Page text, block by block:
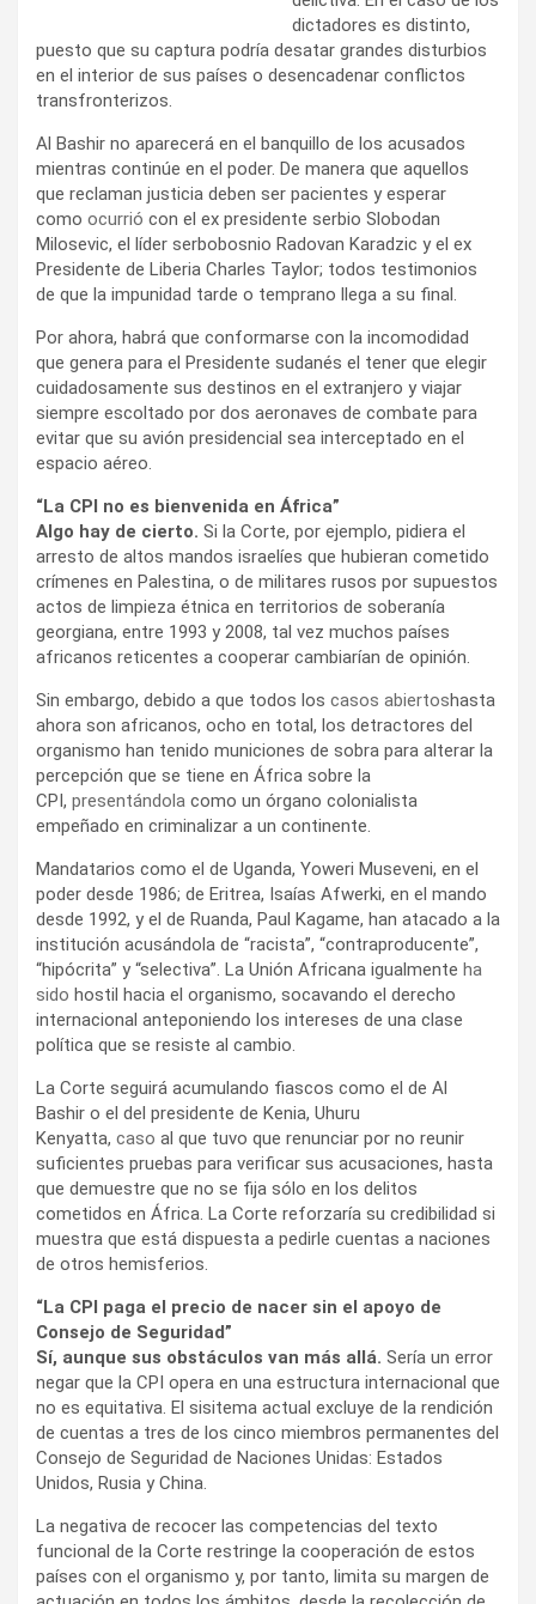
dictadores es distinto,
puesto que su captura podría desatar grandes disturbios
en el interior de sus países o desencadenar conflictos
transfronterizos.
Al Bashir no aparecerá en el banquillo de los acusados
mientras continúe en el poder. De manera que aquellos
que reclaman justicia deben ser pacientes y esperar
como ocurrió con el ex presidente serbio Slobodan
Milosevic, el líder serbobosnio Radovan Karadzic y el ex
Presidente de Liberia Charles Taylor; todos testimonios
de que la impunidad tarde o temprano llega a su final.
Por ahora, habrá que conformarse con la incomodidad
que genera para el Presidente sudanés el tener que elegir
cuidadosamente sus destinos en el extranjero y viajar
siempre escoltado por dos aeronaves de combate para
evitar que su avión presidencial sea interceptado en el
espacio aéreo.
“La CPI no es bienvenida en África”
Algo hay de cierto. Si la Corte, por ejemplo, pidiera el
arresto de altos mandos israelíes que hubieran cometido
crímenes en Palestina, o de militares rusos por supuestos
actos de limpieza étnica en territorios de soberanía
georgiana, entre 1993 y 2008, tal vez muchos países
africanos reticentes a cooperar cambiarían de opinión.
Sin embargo, debido a que todos los casos abiertoshasta
ahora son africanos, ocho en total, los detractores del
organismo han tenido municiones de sobra para alterar la
percepción que se tiene en África sobre la
CPI, presentándola como un órgano colonialista
empeñado en criminalizar a un continente.
Mandatarios como el de Uganda, Yoweri Museveni, en el
poder desde 1986; de Eritrea, Isaías Afwerki, en el mando
desde 1992, y el de Ruanda, Paul Kagame, han atacado a la
institución acusándola de “racista”, “contraproducente”,
“hipócrita” y “selectiva”. La Unión Africana igualmente ha
sido hostil hacia el organismo, socavando el derecho
internacional anteponiendo los intereses de una clase
política que se resiste al cambio.
La Corte seguirá acumulando fiascos como el de Al
Bashir o el del presidente de Kenia, Uhuru
Kenyatta, caso al que tuvo que renunciar por no reunir
suficientes pruebas para verificar sus acusaciones, hasta
que demuestre que no se fija sólo en los delitos
cometidos en África. La Corte reforzaría su credibilidad si
muestra que está dispuesta a pedirle cuentas a naciones
de otros hemisferios.
“La CPI paga el precio de nacer sin el apoyo de
Consejo de Seguridad”
Sí, aunque sus obstáculos van más allá. Sería un error
negar que la CPI opera en una estructura internacional que
no es equitativa. El sisitema actual excluye de la rendición
de cuentas a tres de los cinco miembros permanentes del
Consejo de Seguridad de Naciones Unidas: Estados
Unidos, Rusia y China.
La negativa de recocer las competencias del texto
funcional de la Corte restringe la cooperación de estos
países con el organismo y, por tanto, limita su margen de